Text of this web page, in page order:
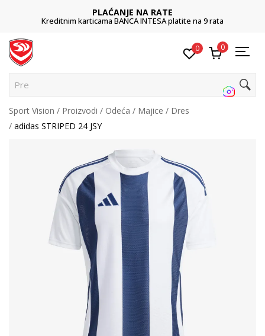
PLAĆANJE NA RATE
Kreditnim karticama BANCA INTESA platite na 9 rata
0 0
Pretr
Sport Vision Proizvodi Odeća Majice
Dres
adidas STRIPED 24 JSY